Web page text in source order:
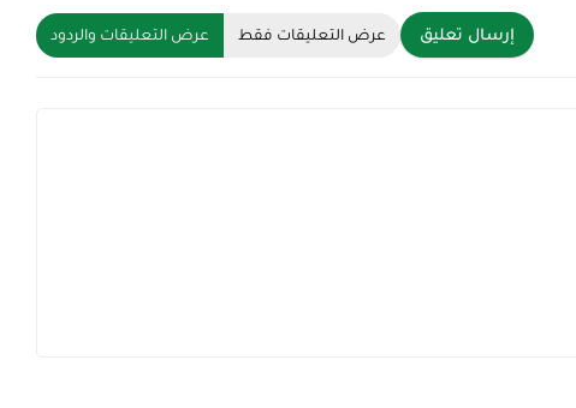
إرسال تعليق عرض التعليقات فقط عرض التعليقات والردود